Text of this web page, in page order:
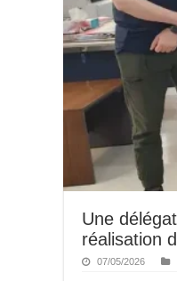
Une
réalisation
07/05/2026